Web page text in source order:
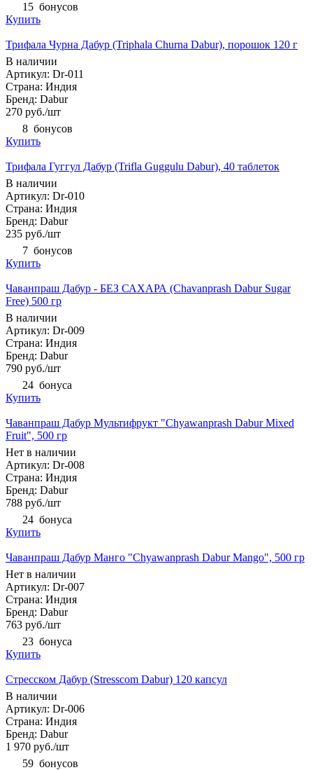
15 бонусов
Купить
Трифала Чурна Дабур (Triphala Churna Dabur), порошок 120 г
В наличии
Артикул: Dr-011
Страна: Индия
Бренд: Dabur
270 руб./шт
8 бонусов
Купить
Трифала Гуггул Дабур (Trifla Guggulu Dabur), 40 таблеток
В наличии
Артикул: Dr-010
Страна: Индия
Бренд: Dabur
235 руб./шт
7 бонусов
Купить
Чаванпраш Дабур - БЕЗ САХАРА (Chavanprash Dabur Sugar
Free) 500 гр
В наличии
Артикул: Dr-009
Страна: Индия
Бренд: Dabur
790 руб./шт
24 бонуса
Купить
Чаванпраш Дабур Мультифрукт "Chyawanprash Dabur Mixed
Fruit", 500 гр
Нет в наличии
Артикул: Dr-008
Страна: Индия
Бренд: Dabur
788 руб./шт
24 бонуса
Купить
Чаванпраш Дабур Манго "Chyawanprash Dabur Mango", 500 гр
Нет в наличии
Артикул: Dr-007
Страна: Индия
Бренд: Dabur
763 руб./шт
23 бонуса
Купить
Стресском Дабур (Stresscom Dabur) 120 капсул
В наличии
Артикул: Dr-006
Страна: Индия
Бренд: Dabur
1 970 руб./шт
59 бонусов